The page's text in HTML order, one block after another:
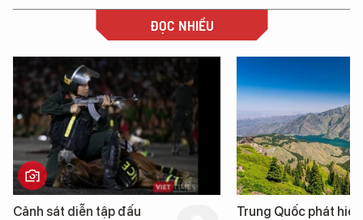
ĐỌC NHIỀU
Trung Quốc phát hiện “mỏ
Loạt dự án bất động